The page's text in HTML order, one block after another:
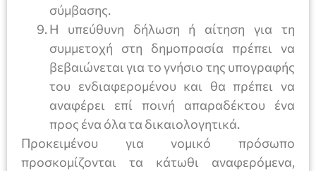
σύμβασης.
Η υπεύθυνη δήλωση ή αίτηση για τη
συμμετοχή στη δημοπρασία πρέπει να
βεβαιώνεται για το γνήσιο της υπογραφής
του ενδιαφερομένου και θα πρέπει να
αναφέρει επί ποινή απαραδέκτου ένα
προς ένα όλα τα δικαιολογητικά.
Προκειμένου για νομικό πρόσωπο
προσκομίζονται τα κάτωθι αναφερόμενα,